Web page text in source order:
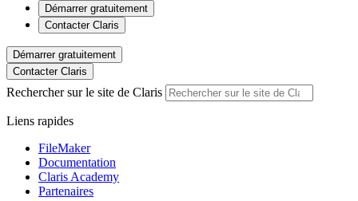
Démarrer gratuitement
Contacter Claris
Démarrer gratuitement
Contacter Claris
Rechercher sur le site de Claris
Liens rapides
FileMaker
Documentation
Claris Academy
Partenaires